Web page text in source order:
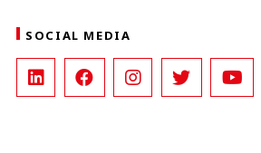
SOCIAL MEDIA